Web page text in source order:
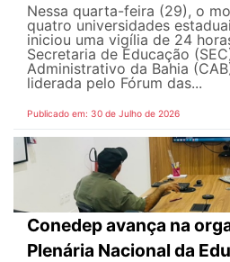
Nessa quarta-feira (29), o
quatro universidades
iniciou uma vigília de 24
Secretaria de Educação
Administrativo da Bahia
liderada pelo Fórum das...
Publicado em: 30 de Julho de 2026
Conedep avança na
Plenária Nacional da